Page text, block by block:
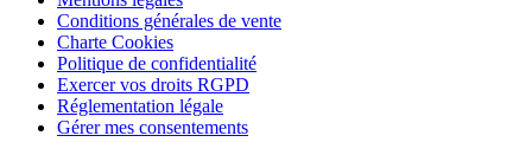
Conditions générales de vente
Charte Cookies
Politique de confidentialité
Exercer vos droits RGPD
Réglementation légale
Gérer mes consentements